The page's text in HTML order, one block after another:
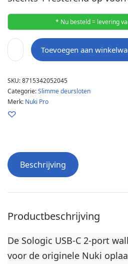
* Nu besteld = levering
Toevoegen aan
SKU:8715342052045
Categorie:Slimme deursloten
Merk: Nuki Pro
Beschrijving
Productbeschrijving
De Sologic USB-C 2-port
voor de originele Nuki